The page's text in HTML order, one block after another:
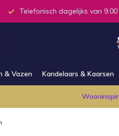
Telefonisch dagelijks van
& Vazen Kandelaars & Kaarsen